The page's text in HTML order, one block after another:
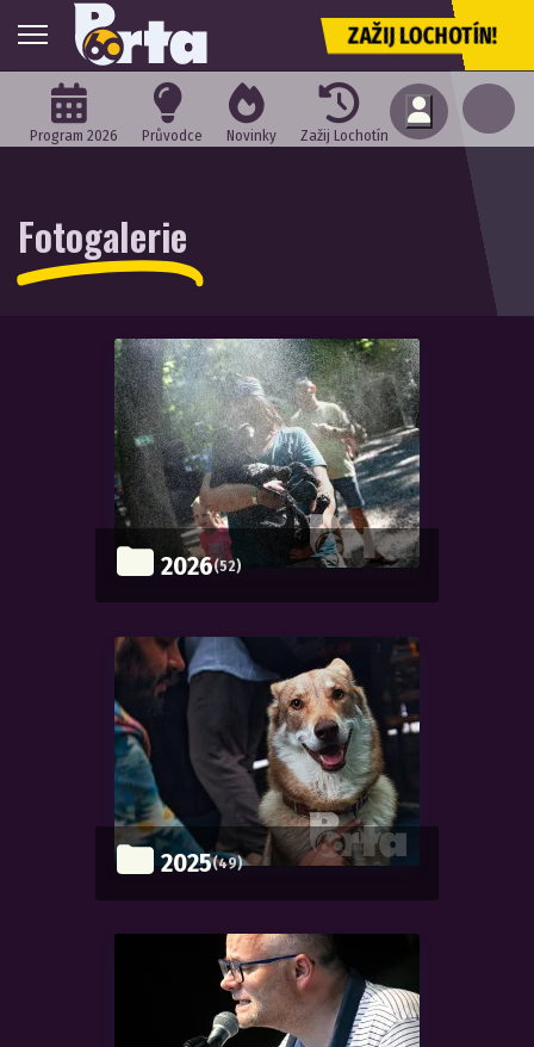
ZAŽIJ LOCHOTÍN!
Program 2026 Průvodce Novinky Zažij Lochotín
Fotogalerie
2026(52)
2025(49)